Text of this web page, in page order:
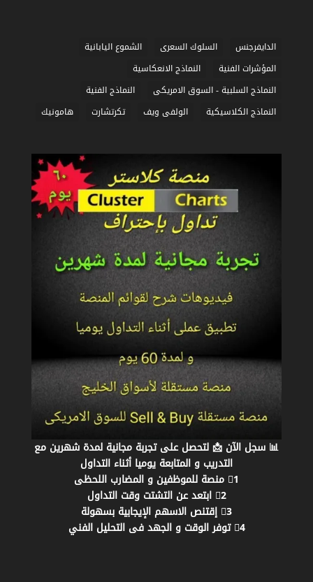
في
التداول
|
شرح
مبسط
الدايفرجنس السلوك السعرى
الشموع اليابانية
المؤشرات الفنية
النماذج الانعكاسية
النماذج السلبية - السوق الامريكى
النماذج الفنية
النماذج الكلاسيكية
الولفى ويف تكرتشارت هامونيك
📊 سجل الآن 📩 لتحصل على تجربة مجانية لمدة شهرين مع
التدريب و المتابعة يوميا أثناء التداول
1⃣ منصة للموظفين و المضارب اللحظى
2⃣ ابتعد عن التشتت وقت التداول
3⃣ إقتنص الاسهم الإيجابية بسهولة
4⃣ توفر الوقت و الجهد فى التحليل الفني